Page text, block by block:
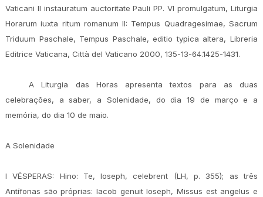
Vaticani II instauratum auctoritate Pauli PP. VI promulgatum, Liturgia
Horarum iuxta ritum romanum II: Tempus Quadragesimae, Sacrum
Triduum Paschale, Tempus Paschale, editio typica altera, Libreria
Editrice Vaticana, Città del Vaticano 2000, 135-13-64.1425-1431.
A Liturgia das Horas apresenta textos para as duas
celebrações, a saber, a Solenidade, do dia 19 de março e a
memória, do dia 10 de maio.
A Solenidade
I VÉSPERAS: Hino: Te, Ioseph, celebrent (LH, p. 355); as três
Antífonas são próprias: Iacob genuit Ioseph, Missus est angelus e